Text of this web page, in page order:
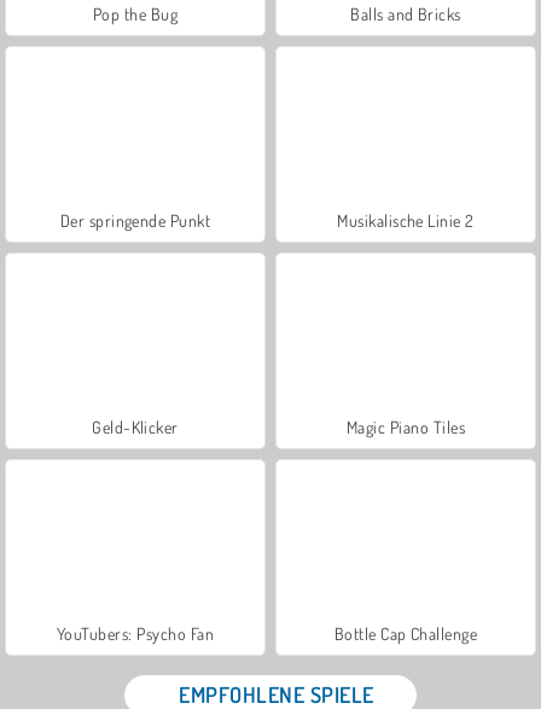
Pop the Bug Balls and Bricks
Der springende Punkt Musikalische Linie 2
Geld-Klicker Magic Piano Tiles
YouTubers: Psycho Fan Bottle Cap Challenge
EMPFOHLENE SPIELE